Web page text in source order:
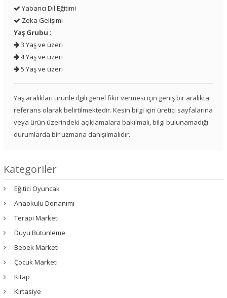
Yabancı Dil Eğitimi
Zeka Gelişimi
Yaş Grubu :
3 Yaş ve üzeri
4 Yaş ve üzeri
5 Yaş ve üzeri
Yaş aralıkları ürünle ilgili genel fikir vermesi için geniş bir aralıkta
referans olarak belirtilmektedir. Kesin bilgi için üretici sayfalarına
veya ürün üzerindeki açıklamalara bakılmalı, bilgi bulunamadığı
durumlarda bir uzmana danışılmalıdır.
Kategoriler
Eğitici Oyuncak
Anaokulu Donanımı
Terapi Marketi
Duyu Bütünleme
Bebek Marketi
Çocuk Marketi
Kitap
Kırtasiye